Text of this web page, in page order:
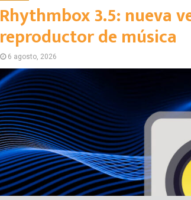
Rhythmbox 3.5: nueva
reproductor de música
6 agosto, 2026